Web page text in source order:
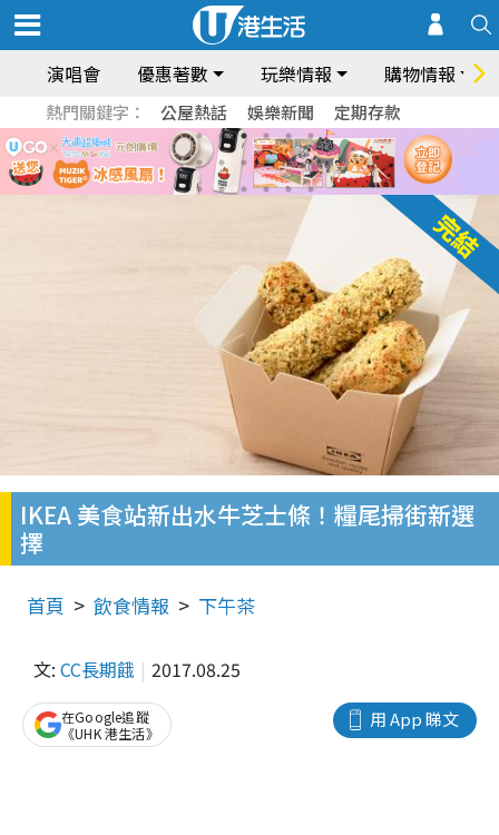
演唱會 優惠著數 玩樂情報 購物情報
熱門關鍵字： 公屋熱話 娛樂新聞 定期存款
IKEA 美食站新出水牛芝士條！糧尾掃街新選
擇
首頁 飲食情報 下午茶
文: CC長期餓 2017.08.25
用 App 睇文
在Google追蹤
《UHK 港生活》